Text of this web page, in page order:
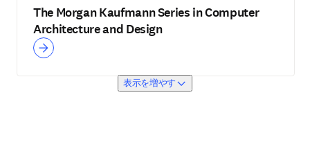
The Morgan Kaufmann Series in Computer
Architecture and Design
表示を増やす